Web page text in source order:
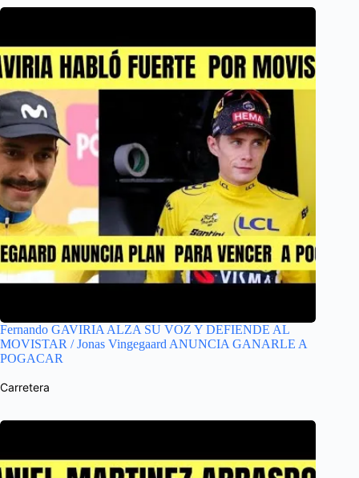
Fernando GAVIRIA ALZA SU VOZ Y DEFIENDE AL
MOVISTAR / Jonas Vingegaard ANUNCIA GANARLE A
POGACAR
Carretera